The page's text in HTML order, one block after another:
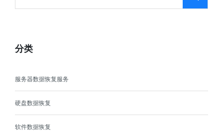
分类
服务器数据恢复服务
硬盘数据恢复
软件数据恢复